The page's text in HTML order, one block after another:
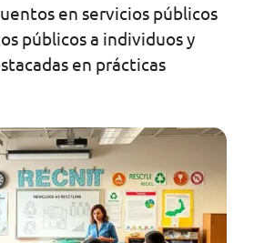
en servicios públicos
públicos a individuos y
en prácticas